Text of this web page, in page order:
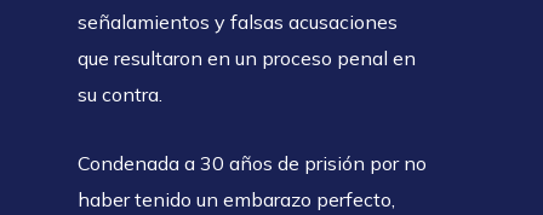
señalamientos y falsas acusaciones
que resultaron en un proceso penal en
su contra.
Condenada a 30 años de prisión por no
haber tenido un embarazo perfecto,